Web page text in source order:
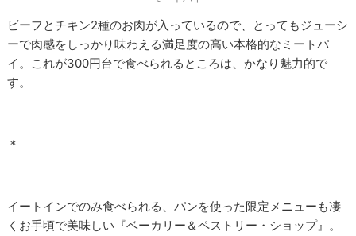
ビーフとチキン2種のお肉が入っているので、とってもジューシ
ーで肉感をしっかり味わえる満足度の高い本格的なミートパ
イ。これが300円台で食べられるところは、かなり魅力的で
す。
＊
イートインでのみ食べられる、パンを使った限定メニューも凄
くお手頃で美味しい『ベーカリー＆ペストリー・ショップ』。